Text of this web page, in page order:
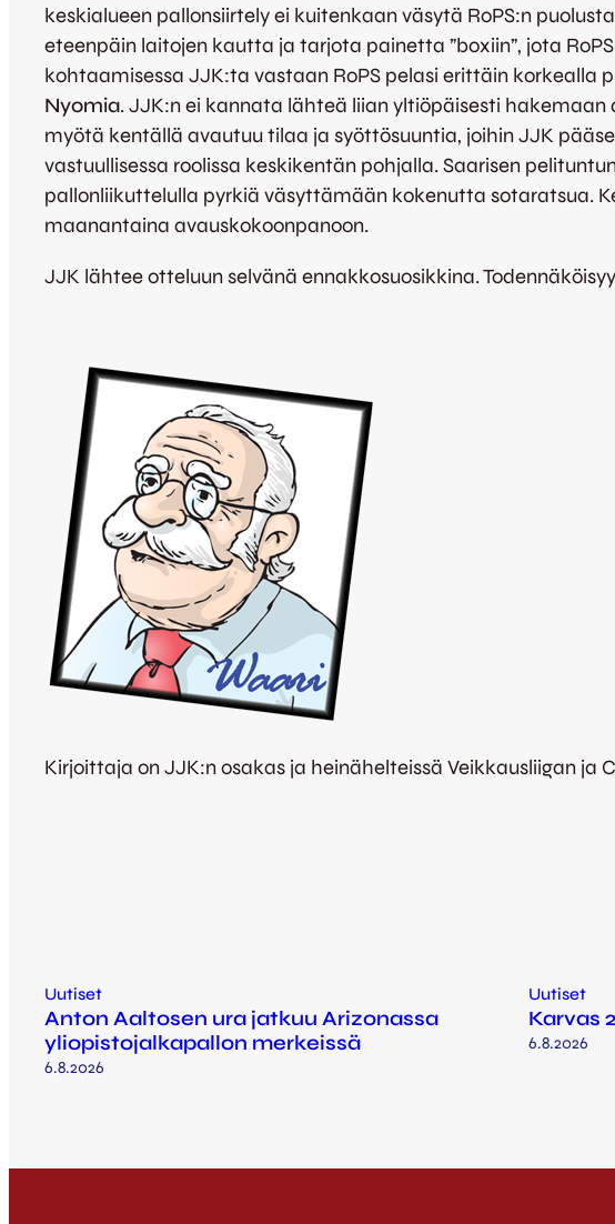
keskialueen pallonsiirtely ei kuitenkaan väsytä RoPS:n
eteenpäin laitojen kautta ja tarjota painetta ”boxiin”, jota
kohtaamisessa JJK:ta vastaan RoPS pelasi erittäin
Nyomia. JJK:n ei kannata lähteä liian yltiöpäisesti
myötä kentällä avautuu tilaa ja syöttösuuntia, joihin JJK
vastuullisessa roolissa keskikentän pohjalla. Saarisen
pallonliikuttelulla pyrkiä väsyttämään kokenutta sotaratsua.
maanantaina avauskokoonpanoon.
JJK lähtee otteluun selvänä ennakkosuosikkina.
Kirjoittaja on JJK:n osakas ja heinähelteissä Veikkausliigan
Uutiset
Anton Aaltosen ura jatkuu Arizonassa
yliopistojalkapallon merkeissä
6.8.2026
Uutiset
Karvas
6.8.2026